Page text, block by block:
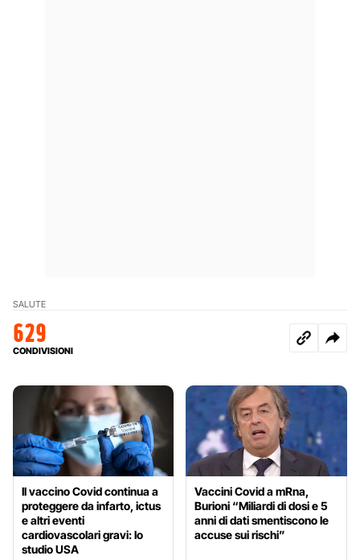
SALUTE
629
CONDIVISIONI
Il vaccino Covid continua a
proteggere da infarto, ictus
e altri eventi
cardiovascolari gravi: lo
studio USA
Vaccini Covid a mRna,
Burioni “Miliardi di dosi e 5
anni di dati smentiscono le
accuse sui rischi”